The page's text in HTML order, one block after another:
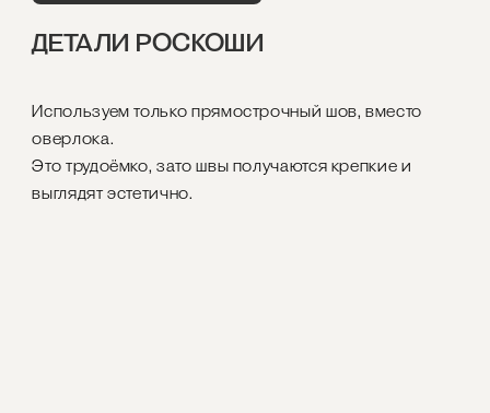
ДЕТАЛИ РОСКОШИ
Используем только прямострочный шов, вместо
оверлока.
Это трудоёмко, зато швы получаются крепкие и
выглядят эстетично.